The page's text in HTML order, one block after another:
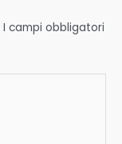
I campi obbligatori